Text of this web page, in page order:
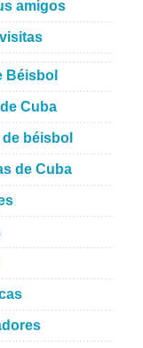
amigos
Béisbol
Cuba
béisbol
de Cuba